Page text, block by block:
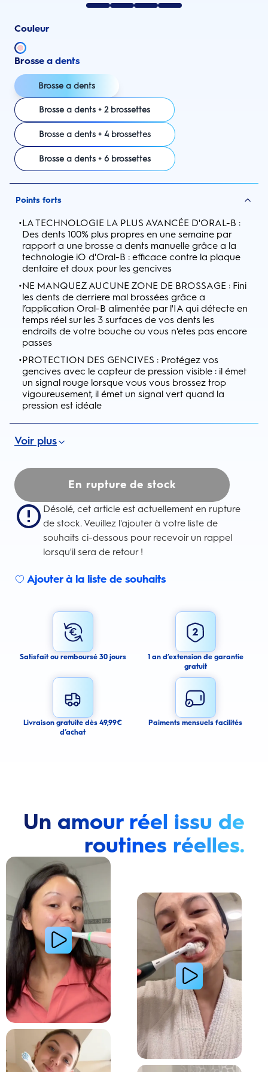
Couleur
Brosse a dents
Brosse a dents
Brosse a dents + 2 brossettes
Brosse a dents + 4 brossettes
Brosse a dents + 6 brossettes
Points forts
•LA TECHNOLOGIE LA PLUS AVANCÉE D'ORAL-B :
Des dents 100% plus propres en une semaine par
rapport a une brosse a dents manuelle grâce a la
technologie iO d'Oral-B : efficace contre la plaque
dentaire et doux pour les gencives
•NE MANQUEZ AUCUNE ZONE DE BROSSAGE : Fini
les dents de derriere mal brossées grâce a
l’application Oral-B alimentée par l'IA qui détecte en
temps réel sur les 3 surfaces de vos dents les
endroits de votre bouche ou vous n'etes pas encore
passes
•PROTECTION DES GENCIVES : Protégez vos
gencives avec le capteur de pression visible : il émet
un signal rouge lorsque vous vous brossez trop
vigoureusement, il émet un signal vert quand la
pression est idéale
Voir plus
En rupture de stock
Désolé, cet article est actuellement en rupture
de stock. Veuillez l'ajouter à votre liste de
souhaits ci-dessous pour recevoir un rappel
lorsqu'il sera de retour !
Ajouter à la liste de souhaits
I agree to receive email alerts about this product.
By signing up for email alerts, you agree to receive email
communications regarding this product. We may use your email address
to send you email messages about product availability. We process your
personal data as stated in our Privacy Policy. You may withdraw your
consent or manage your email preferences at any time.
Cancel
Satisfait ou remboursé 30 jours
1 an d’extension de garantie
gratuit
Livraison gratuite dès 49,99€
d’achat
Paiments mensuels facilités
Un amour réel issu de
routines réelles.
Lire la vidéo : Une jeune femme montre comment elle a amélioré l’apparence de ses dents
Lire la vidéo : Une jeune femme partage sa
Lire la vidéo : La routine du matin d’une jeune femme avec le système de brosse à dents
Lire la vidéo : Le secret d’une jeune femme